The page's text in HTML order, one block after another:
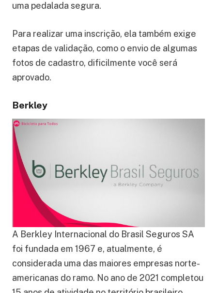
uma pedalada segura.
Para realizar uma inscrição, ela também exige
etapas de validação, como o envio de algumas
fotos de cadastro, dificilmente você será
aprovado.
Berkley
A Berkley Internacional do Brasil Seguros SA
foi fundada em 1967 e, atualmente, é
considerada uma das maiores empresas norte-
americanas do ramo. No ano de 2021 completou